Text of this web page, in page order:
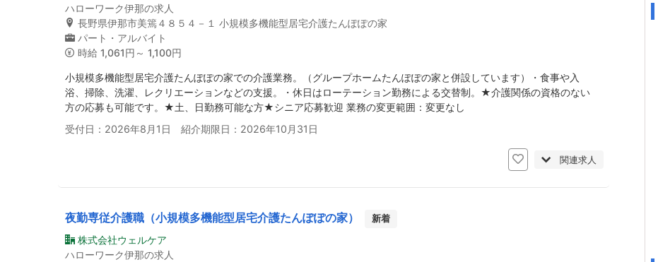
ハローワーク伊那の求人
長野県伊那市美篶４８５４－１ 小規模多機能型居宅介護たんぽぽの家
パート・アルバイト
時給 1,061円～ 1,100円
小規模多機能型居宅介護たんぽぽの家での介護業務。（グループホームたんぽぽの家と併設しています）・食事や入
浴、掃除、洗濯、レクリエーションなどの支援。・休日はローテーション勤務による交替制。★介護関係の資格のない
方の応募も可能です。★土、日勤務可能な方★シニア応募歓迎 業務の変更範囲：変更なし
受付日：2026年8月1日 紹介期限日：2026年10月31日
関連求人
夜勤専従介護職（小規模多機能型居宅介護たんぽぽの家） 新着
株式会社ウェルケア
ハローワーク伊那の求人